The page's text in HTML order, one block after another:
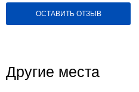
ОСТАВИТЬ ОТЗЫВ
Другие места